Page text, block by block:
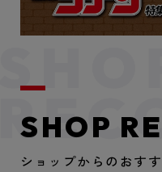
SHOP
ショップからのおす